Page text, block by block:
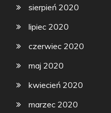
sierpień 2020
lipiec 2020
czerwiec 2020
maj 2020
kwiecień 2020
marzec 2020